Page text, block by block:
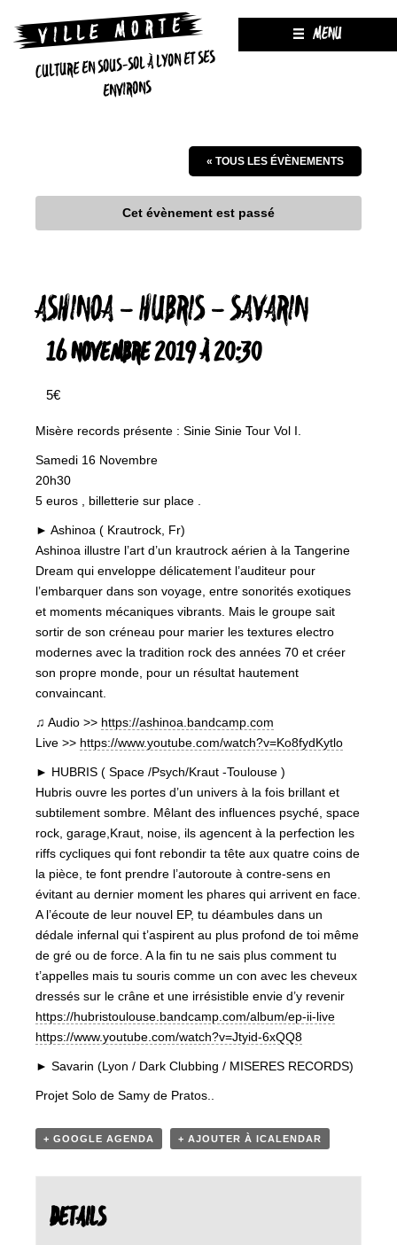
CULTURE EN SOUS-SOL À LYON ET SES
ENVIRONS
MENU
« TOUS LES ÉVÈNEMENTS
Cet évènement est passé
ASHINOA – HUBRIS – SAVARIN
16 NOVEMBRE 2019 À 20:30
5€
Misère records présente : Sinie Sinie Tour Vol I.
Samedi 16 Novembre
20h30
5 euros , billetterie sur place .
► Ashinoa ( Krautrock, Fr)
Ashinoa illustre l’art d’un krautrock aérien à la Tangerine
Dream qui enveloppe délicatement l’auditeur pour
l’embarquer dans son voyage, entre sonorités exotiques
et moments mécaniques vibrants. Mais le groupe sait
sortir de son créneau pour marier les textures electro
modernes avec la tradition rock des années 70 et créer
son propre monde, pour un résultat hautement
convaincant.
♫ Audio >> https://ashinoa.bandcamp.com
Live >> https://www.youtube.com/watch?v=Ko8fydKytlo
► HUBRIS ( Space /Psych/Kraut -Toulouse )
Hubris ouvre les portes d’un univers à la fois brillant et
subtilement sombre. Mêlant des influences psyché, space
rock, garage,Kraut, noise, ils agencent à la perfection les
riffs cycliques qui font rebondir ta tête aux quatre coins de
la pièce, te font prendre l’autoroute à contre-sens en
évitant au dernier moment les phares qui arrivent en face.
A l’écoute de leur nouvel EP, tu déambules dans un
dédale infernal qui t’aspirent au plus profond de toi même
de gré ou de force. A la fin tu ne sais plus comment tu
t’appelles mais tu souris comme un con avec les cheveux
dressés sur le crâne et une irrésistible envie d’y revenir
https://hubristoulouse.bandcamp.com/album/ep-ii-live
https://www.youtube.com/watch?v=Jtyid-6xQQ8
► Savarin (Lyon / Dark Clubbing / MISERES RECORDS)
Projet Solo de Samy de Pratos..
+ GOOGLE AGENDA + AJOUTER À ICALENDAR
DETAILS